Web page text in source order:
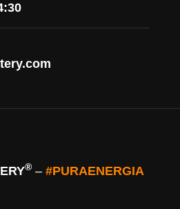
®– #PURAENERGIA